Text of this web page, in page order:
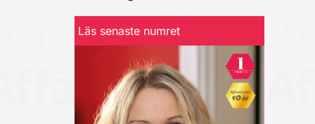
Läs senaste numret